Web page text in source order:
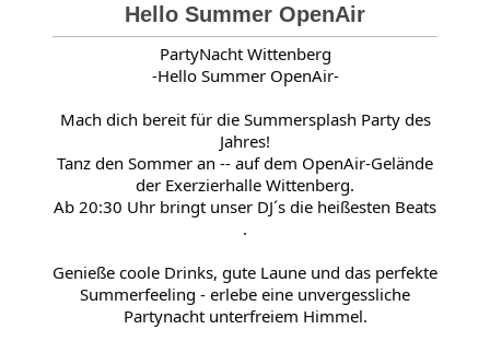
Hello Summer OpenAir
PartyNacht Wittenberg
-Hello Summer OpenAir-
Mach dich bereit für die Summersplash Party des
Jahres!
Tanz den Sommer an -- auf dem OpenAir-Gelände
der Exerzierhalle Wittenberg.
Ab 20:30 Uhr bringt unser DJ´s die heißesten Beats
.
Genieße coole Drinks, gute Laune und das perfekte
Summerfeeling - erlebe eine unvergessliche
Partynacht unterfreiem Himmel.